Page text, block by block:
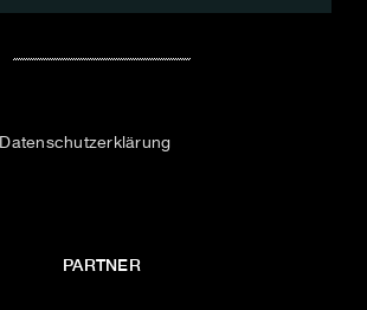
Datenschutzerklärung
PARTNER